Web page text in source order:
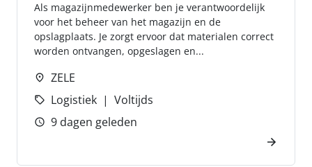
Als magazijnmedewerker ben je verantwoordelijk
voor het beheer van het magazijn en de
opslagplaats. Je zorgt ervoor dat materialen correct
worden ontvangen, opgeslagen en...
ZELE
Logistiek
Voltijds
9 dagen geleden